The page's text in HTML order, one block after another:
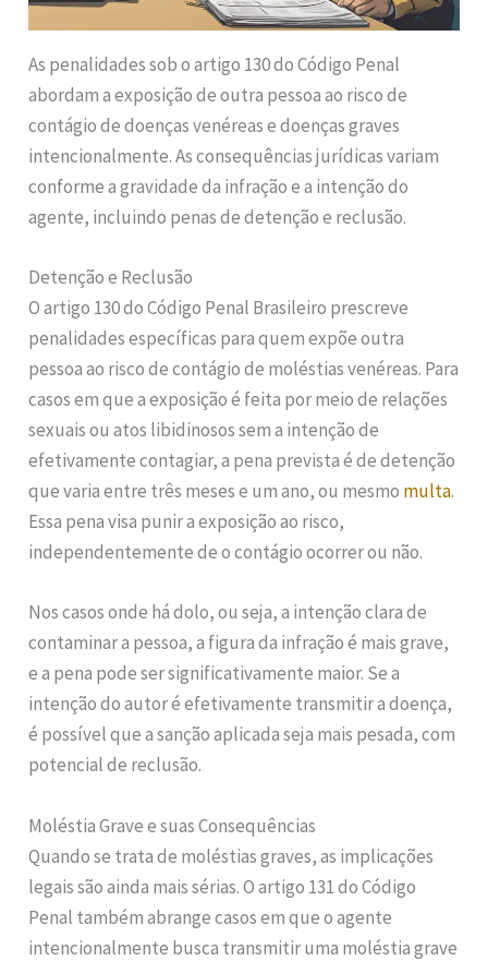
As penalidades sob o artigo 130 do Código Penal
abordam a exposição de outra pessoa ao risco de
contágio de doenças venéreas e doenças graves
intencionalmente. As consequências jurídicas variam
conforme a gravidade da infração e a intenção do
agente, incluindo penas de detenção e reclusão.
Detenção e Reclusão
O artigo 130 do Código Penal Brasileiro prescreve
penalidades específicas para quem expõe outra
pessoa ao risco de contágio de moléstias venéreas. Para
casos em que a exposição é feita por meio de relações
sexuais ou atos libidinosos sem a intenção de
efetivamente contagiar, a pena prevista é de detenção
que varia entre três meses e um ano, ou mesmo multa.
Essa pena visa punir a exposição ao risco,
independentemente de o contágio ocorrer ou não.
Nos casos onde há dolo, ou seja, a intenção clara de
contaminar a pessoa, a figura da infração é mais grave,
e a pena pode ser significativamente maior. Se a
intenção do autor é efetivamente transmitir a doença,
é possível que a sanção aplicada seja mais pesada, com
potencial de reclusão.
Moléstia Grave e suas Consequências
Quando se trata de moléstias graves, as implicações
legais são ainda mais sérias. O artigo 131 do Código
Penal também abrange casos em que o agente
intencionalmente busca transmitir uma moléstia grave